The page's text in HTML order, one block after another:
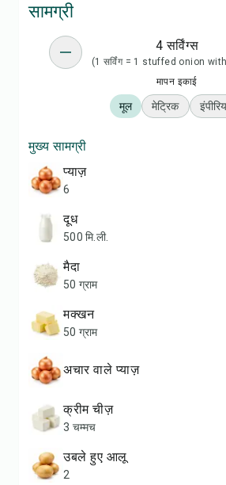
सामग्री
4 सर्विंग्स
(1 सर्विंग = 1 stuffed onion
मापन इकाई
मूल मेट्रिक
मुख्य सामग्री
प्याज़
6
दूध
500 मि.ली.
मैदा
50 ग्राम
मक्खन
50 ग्राम
अचार वाले प्याज़
क्रीम चीज़
3 चम्मच
उबले हुए आलू
2